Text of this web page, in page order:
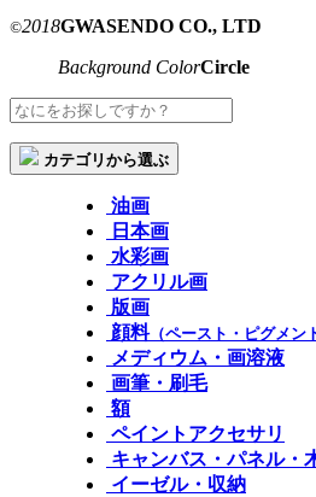
©2018GWASENDO CO., LTD
Background ColorCircle
カテゴリから選ぶ
油画
日本画
水彩画
アクリル画
版画
顔料（ペースト・ピグメン
メディウム・画溶液
画筆・刷毛
額
ペイントアクセサリ
キャンバス・パネル・
イーゼル・収納